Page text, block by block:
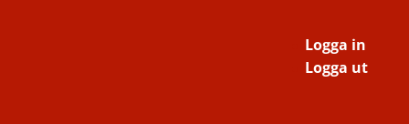
Logga in
Logga ut